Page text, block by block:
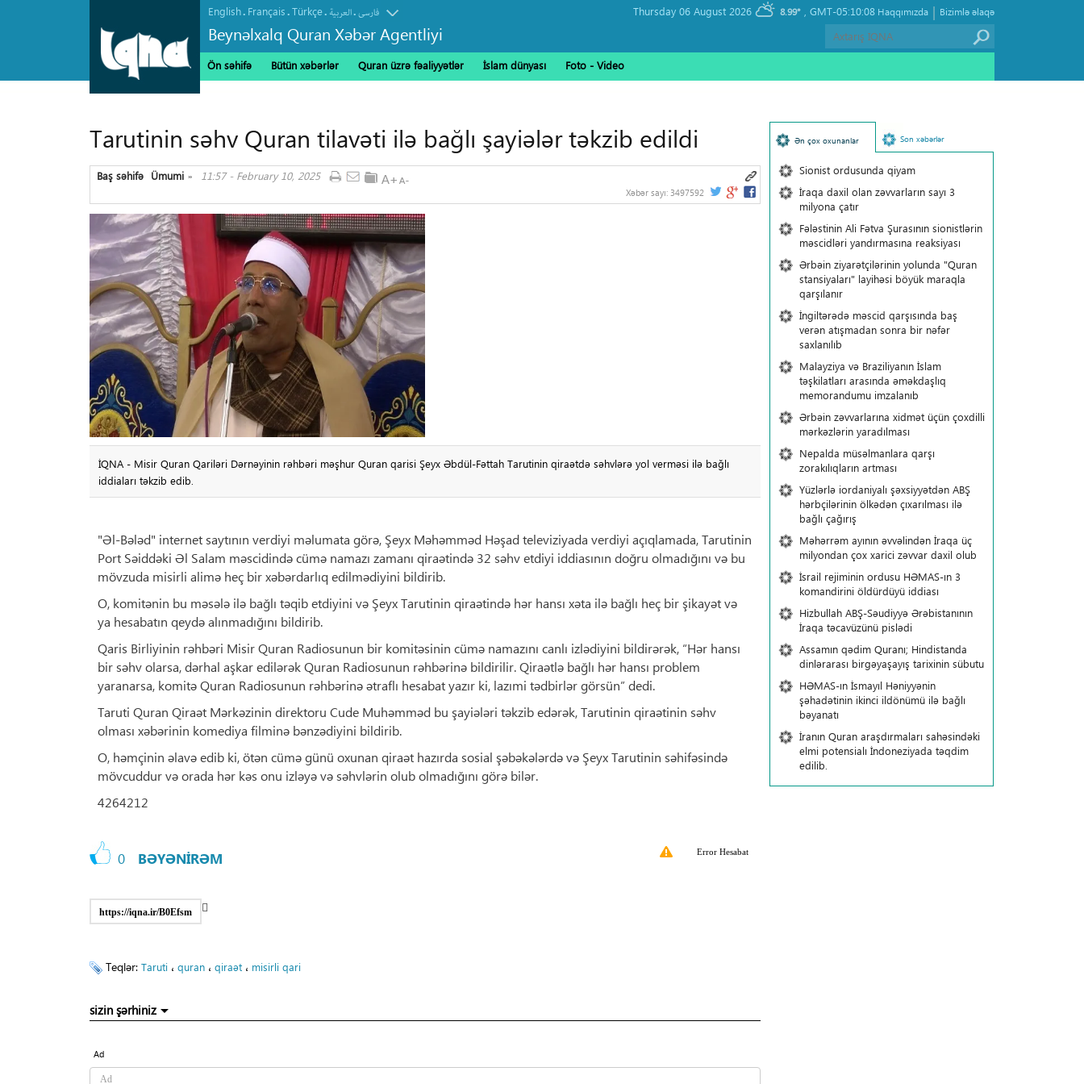
English. Français.Türkçe. العربیة.فارسی
Beynəlxalq Quran Xəbər Agentliyi
GMT-05:10:08
8.99° Bizimlə əlaqə
|
Haqqımızda
Ön səhifə Bütün xəbərlər Quran üzrə fəaliyyətlər İslam dünyası Foto - Video
Tarutinin səhv Quran tilavəti ilə bağlı şayiələr təkzib edildi
Baş səhifə »
Ümumi 11:57 - February 10, 2025
Xəbər sayı: 3497592
İQNA - Misir Quran Qariləri Dərnəyinin rəhbəri məşhur Quran qarisi Şeyx Əbdül-Fəttah Tarutinin qiraətdə səhvlərə yol verməsi ilə bağlı
iddiaları təkzib edib.
"Əl-Bələd" internet saytının verdiyi məlumata görə, Şeyx Məhəmməd Həşad televiziyada verdiyi açıqlamada, Tarutinin
Port Səiddəki Əl Salam məscidində cümə namazı zamanı qiraətində 32 səhv etdiyi iddiasının doğru olmadığını və bu
mövzuda misirli alimə heç bir xəbərdarlıq edilmədiyini bildirib.
O, komitənin bu məsələ ilə bağlı təqib etdiyini və Şeyx Tarutinin qiraətində hər hansı xəta ilə bağlı heç bir şikayət və
ya hesabatın qeydə alınmadığını bildirib.
Qaris Birliyinin rəhbəri Misir Quran Radiosunun bir komitəsinin cümə namazını canlı izlədiyini bildirərək, “Hər hansı
bir səhv olarsa, dərhal aşkar edilərək Quran Radiosunun rəhbərinə bildirilir. Qiraətlə bağlı hər hansı problem
yaranarsa, komitə Quran Radiosunun rəhbərinə ətraflı hesabat yazır ki, lazımi tədbirlər görsün” dedi.
Taruti Quran Qiraət Mərkəzinin direktoru Cude Muhəmməd bu şayiələri təkzib edərək, Tarutinin qiraətinin səhv
olması xəbərinin komediya filminə bənzədiyini bildirib.
O, həmçinin əlavə edib ki, ötən cümə günü oxunan qiraət hazırda sosial şəbəkələrdə və Şeyx Tarutinin səhifəsində
mövcuddur və orada hər kəs onu izləyə və səhvlərin olub olmadığını görə bilər.
4264212
0 BƏYƏNİRƏM Error Hesabat
https://iqna.ir/B0Efsm
Teqlər: Taruti ، quran ، qiraət ، misirli qari
sizin şərhiniz
Ad
Ən çox oxunanlar Son xəbərlər
Sionist ordusunda qiyam
İraqa daxil olan zəvvarların sayı 3
milyona çatır
Fələstinin Ali Fətva Şurasının sionistlərin
məscidləri yandırmasına reaksiyası
Ərbəin ziyarətçilərinin yolunda "Quran
stansiyaları" layihəsi böyük maraqla
qarşılanır
İngiltərədə məscid qarşısında baş
verən atışmadan sonra bir nəfər
saxlanılıb
Malayziya və Braziliyanın İslam
təşkilatları arasında əməkdaşlıq
memorandumu imzalanıb
Ərbəin zəvvarlarına xidmət üçün çoxdilli
mərkəzlərin yaradılması
Nepalda müsəlmanlara qarşı
zorakılıqların artması
Yüzlərlə iordaniyalı şəxsiyyətdən ABŞ
hərbçilərinin ölkədən çıxarılması ilə
bağlı çağırış
Məhərrəm ayının əvvəlindən İraqa üç
milyondan çox xarici zəvvar daxil olub
İsrail rejiminin ordusu HƏMAS-ın 3
komandirini öldürdüyü iddiası
Hizbullah ABŞ-Səudiyyə Ərəbistanının
İraqa təcavüzünü pislədi
Assamın qədim Quranı; Hindistanda
dinlərarası birgəyaşayış tarixinin sübutu
HƏMAS-ın İsmayıl Həniyyənin
şəhadətinin ikinci ildönümü ilə bağlı
bəyanatı
İranın Quran araşdırmaları sahəsindəki
elmi potensialı İndoneziyada təqdim
edilib.